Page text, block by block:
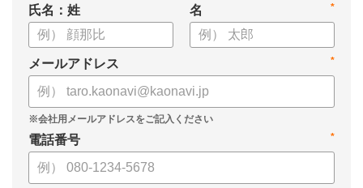
氏名：姓 *
名
*
メールアドレス
*
電話番号